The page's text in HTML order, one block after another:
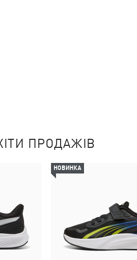
ПРОДАЖІВ
НОВИНКА